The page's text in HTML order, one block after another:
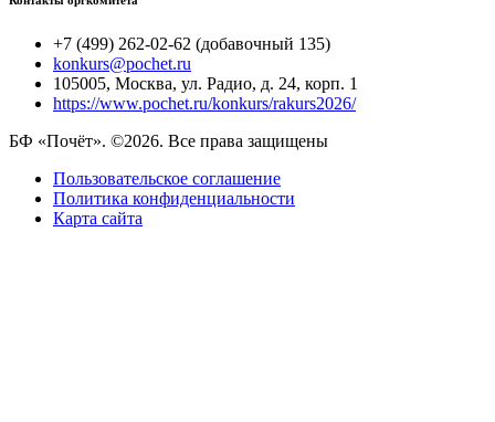
+7 (499) 262-02-62 (добавочный 135)
konkurs@pochet.ru
105005, Москва, ул. Радио, д. 24, корп. 1
https://www.pochet.ru/konkurs/rakurs2026/
БФ «Почёт». ©2026. Все права защищены
Пользовательское соглашение
Политика конфиденциальности
Карта сайта